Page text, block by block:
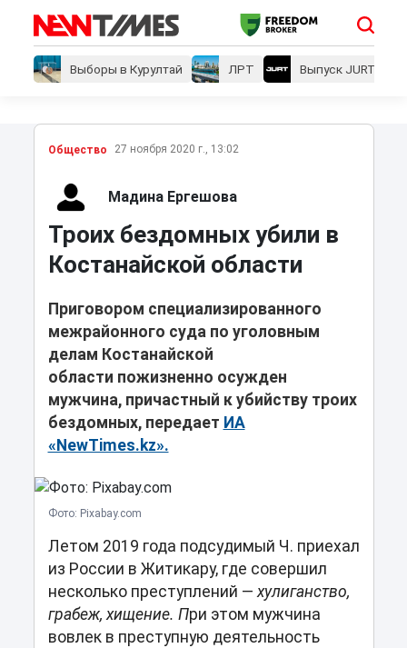
Выборы в Курултай ЛРТ Выпуск JURT
Общество 27 ноября 2020 г., 13:02
Мадина Ергешова
Троих бездомных убили в
Костанайской области
Приговором специализированного
межрайонного суда по уголовным
делам Костанайской
области пожизненно осужден
мужчина, причастный к убийству троих
бездомных, передает ИА
«NewTimes.kz».
Фото: Pixabay.com
Летом 2019 года подсудимый Ч. приехал
из России в Житикару, где совершил
несколько преступлений —хулиганство,
грабеж, хищение. При этом мужчина
вовлек в преступную деятельность